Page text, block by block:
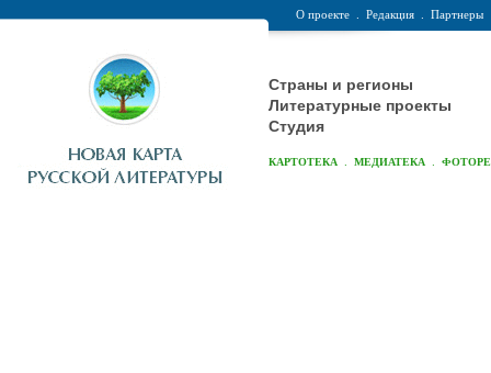
О проекте Редакция Партнеры
Страны и регионы
Литературные проекты
Студия
КАРТОТЕКА МЕДИАТЕКА